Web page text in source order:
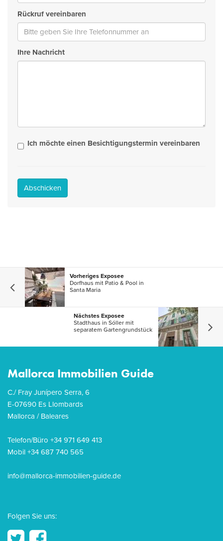
Rückruf vereinbaren
Ihre Nachricht
Ich möchte einen Besichtigungstermin vereinbaren
Abschicken
Vorheriges Exposee
Dorfhaus mit Patio & Pool in
Santa Maria
Nächstes Exposee
Stadthaus in Sóller mit
separatem Gartengrundstück
Mallorca Immobilien Guide
C./ Fray Junípero Serra, 6
E-07690 Es Llombards
Mallorca / Baleares
Telefon/Büro +34 971 649 413
Mobil +34 687 740 565
info@mallorca-immobilien-guide.de
Folgen Sie uns: